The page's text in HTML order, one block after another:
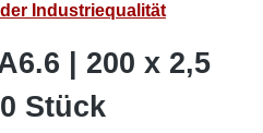
Industriequalität
| 200 x 2,5
Stück